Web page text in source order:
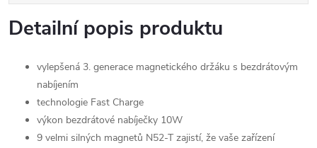
Detailní popis produktu
vylepšená 3. generace magnetického držáku s bezdrátovým
nabíjením
technologie Fast Charge
výkon bezdrátové nabíječky 10W
9 velmi silných magnetů N52-T zajistí, že vaše zařízení